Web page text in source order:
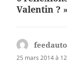
o
Valentin ? »
25 mars 2014 à